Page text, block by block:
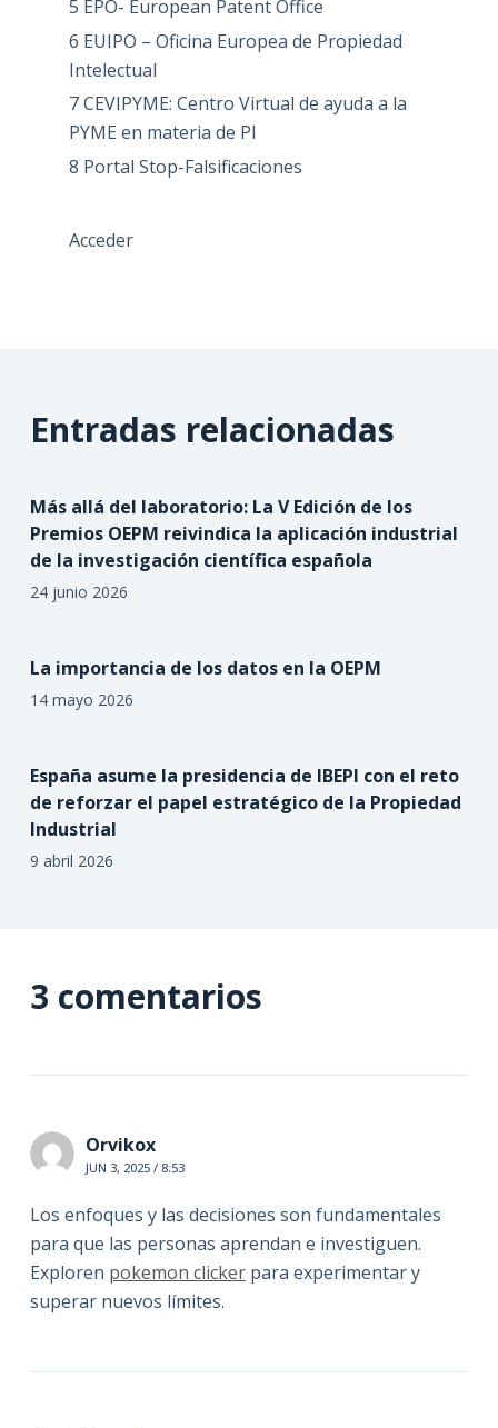
5 EPO- European Patent Office
6 EUIPO – Oficina Europea de Propiedad
Intelectual
7 CEVIPYME: Centro Virtual de ayuda a la
PYME en materia de PI
8 Portal Stop-Falsificaciones
Acceder
Entradas relacionadas
Más allá del laboratorio: La V Edición de los
Premios OEPM reivindica la aplicación industrial
de la investigación científica española
24 junio 2026
La importancia de los datos en la OEPM
14 mayo 2026
España asume la presidencia de IBEPI con el reto
de reforzar el papel estratégico de la Propiedad
Industrial
9 abril 2026
3 comentarios
Orvikox
JUN 3, 2025 / 8:53
Los enfoques y las decisiones son fundamentales
para que las personas aprendan e investiguen.
Exploren pokemon clickerpara experimentar y
superar nuevos límites.